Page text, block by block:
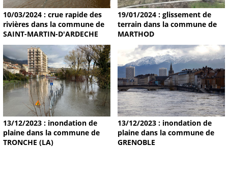
10/03/2024 : crue rapide des
rivières dans la commune de
SAINT-MARTIN-D'ARDECHE
19/01/2024 : glissement de
terrain dans la commune de
MARTHOD
13/12/2023 : inondation de
plaine dans la commune de
TRONCHE (LA)
13/12/2023 : inondation de
plaine dans la commune de
GRENOBLE